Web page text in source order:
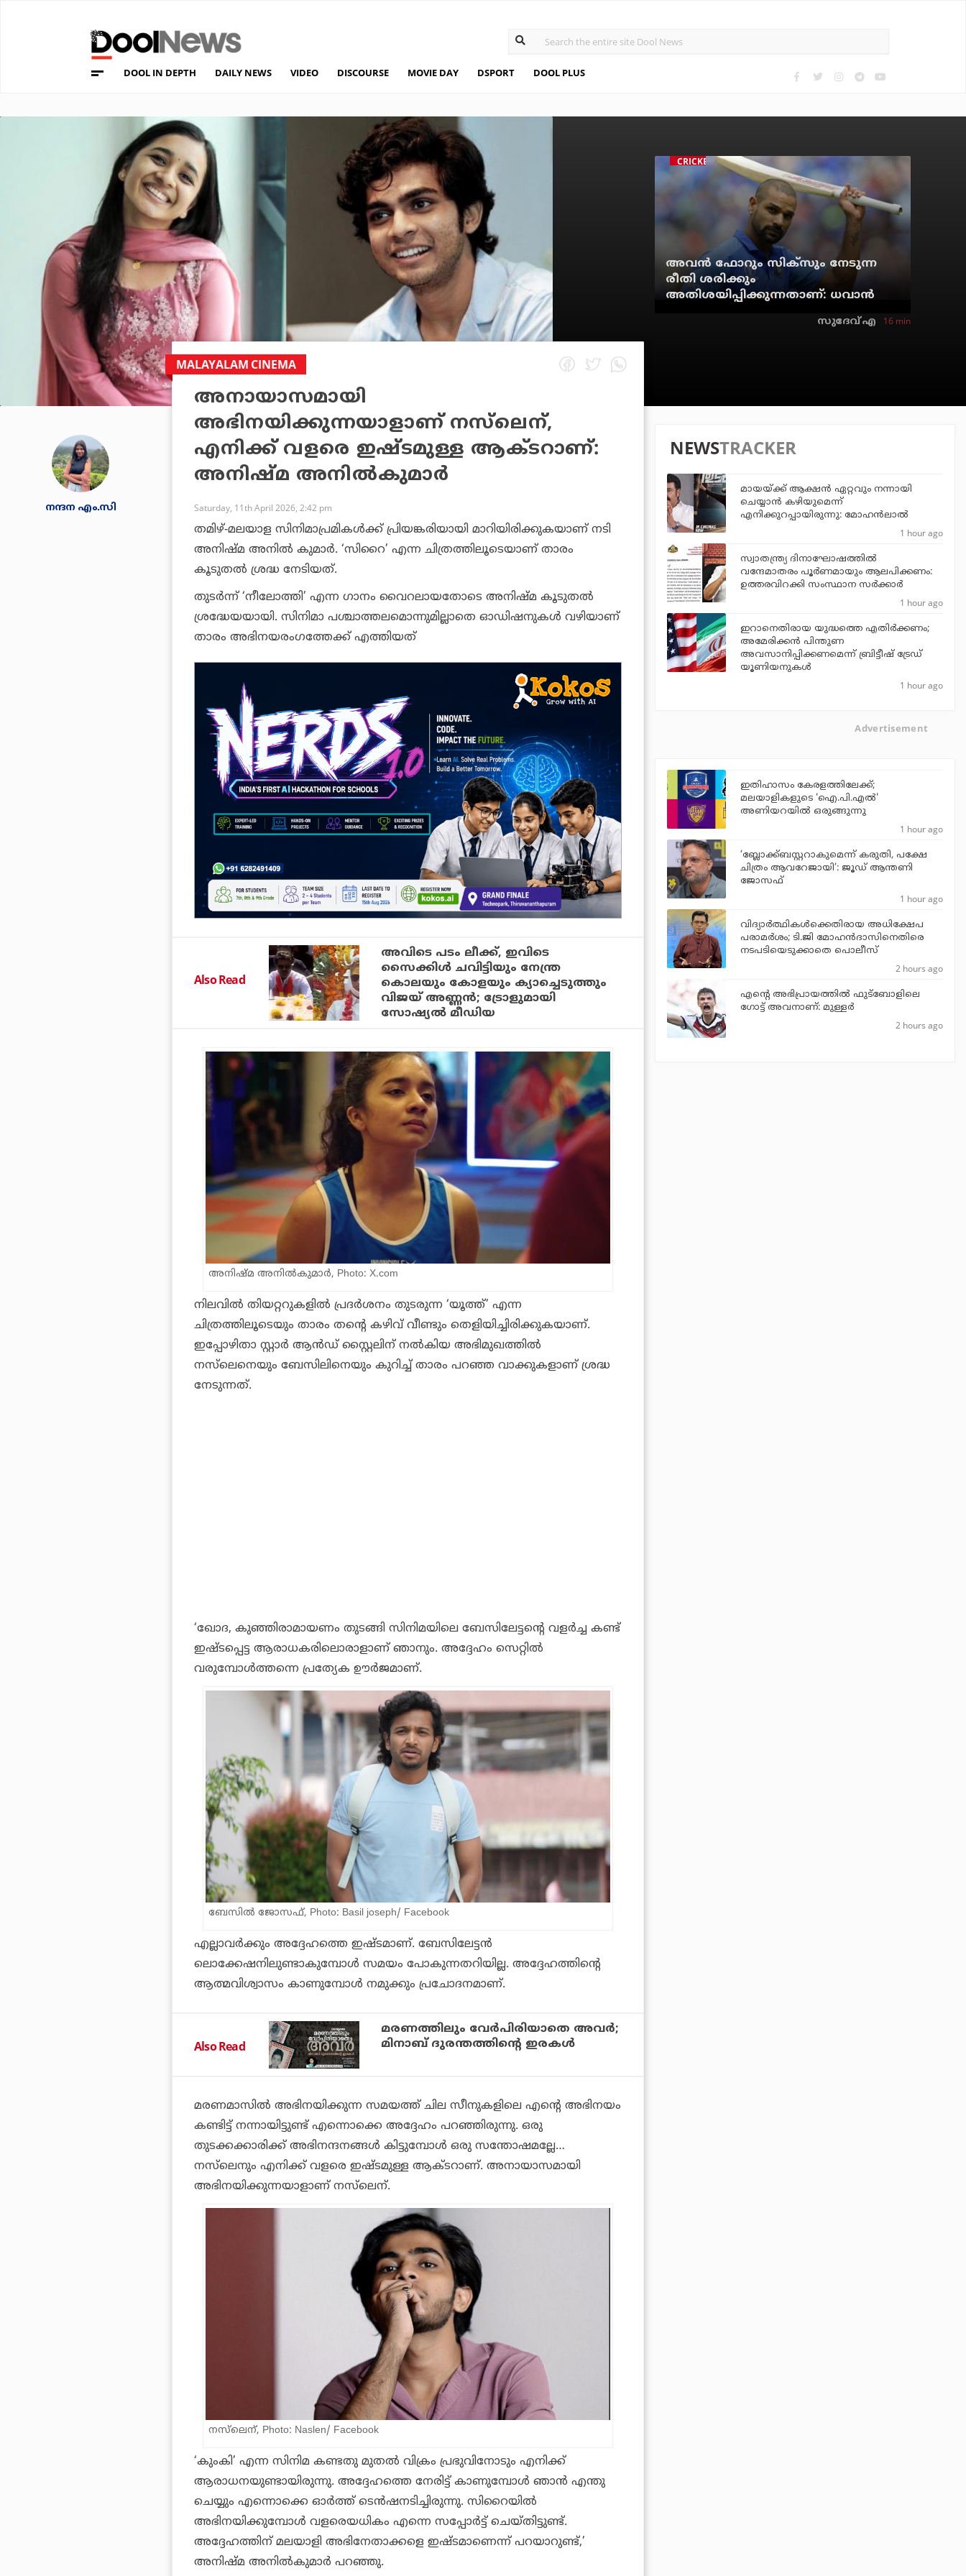
DOOL IN DEPTH DAILY NEWS VIDEO DISCOURSE MOVIE DAY DSPORT DOOL PLUS
CRICKET
അവന്‍ ഫോറും സിക്സും നേടുന്ന
രീതി ശരിക്കും
അതിശയിപ്പിക്കുന്നതാണ്: ധവാന്‍
സുദേവ് എ 16 min
നന്ദന എം.സി
MALAYALAM CINEMA
അനായാസമായി
അഭിനയിക്കുന്നയാളാണ് നസ്‌ലെന്,
എനിക്ക് വളരെ ഇഷ്ടമുള്ള ആക്ടറാണ്:
അനിഷ്‌മ അനിൽകുമാർ
Saturday, 11th April 2026, 2:42 pm
തമിഴ്-മലയാള സിനിമാപ്രമികൾക്ക് പ്രിയങ്കരിയായി മാറിയിരിക്കുകയാണ് നടി
അനിഷ്മ അനിൽ കുമാർ. ‘സിറൈ’ എന്ന ചിത്രത്തിലൂടെയാണ് താരം
കൂടുതൽ ശ്രദ്ധ നേടിയത്.
തുടർന്ന് ‘നീലോത്തി’ എന്ന ഗാനം വൈറലായതോടെ അനിഷ്മ കൂടുതൽ
ശ്രദ്ധേയയായി. സിനിമാ പശ്ചാത്തലമൊന്നുമില്ലാതെ ഓഡിഷനുകൾ വഴിയാണ്
താരം അഭിനയരംഗത്തേക്ക് എത്തിയത്
Also Read
അവിടെ പടം ലീക്ക്, ഇവിടെ
സൈക്കിള്‍ ചവിട്ടിയും നേന്ത്ര
കൊലയും കോളയും ക്യാച്ചെടുത്തും
വിജയ് അണ്ണന്‍; ട്രോളുമായി
സോഷ്യല്‍ മീഡിയ
അനിഷ്‌മ അനിൽകുമാർ, Photo: X.com
നിലവിൽ തിയറ്ററുകളിൽ പ്രദർശനം തുടരുന്ന ‘യൂത്ത്’ എന്ന
ചിത്രത്തിലൂടെയും താരം തന്റെ കഴിവ് വീണ്ടും തെളിയിച്ചിരിക്കുകയാണ്.
ഇപ്പോഴിതാ സ്റ്റാർ ആൻഡ് സ്റ്റൈലിന് നൽകിയ അഭിമുഖത്തിൽ
നസ്‌ലെനെയും ബേസിലിനെയും കുറിച്ച് താരം പറഞ്ഞ വാക്കുകളാണ് ശ്രദ്ധ
നേടുന്നത്.
‘ഖോദ, കുഞ്ഞിരാമായണം തുടങ്ങി സിനിമയിലെ ബേസിലേട്ടന്റെ വളർച്ച കണ്ട്
ഇഷ്ടപ്പെട്ട ആരാധകരിലൊരാളാണ് ഞാനും. അദ്ദേഹം സെറ്റിൽ
വരുമ്പോൾത്തന്നെ പ്രത്യേക ഊർജമാണ്.
ബേസിൽ ജോസഫ്, Photo: Basil joseph/ Facebook
എല്ലാവർക്കും അദ്ദേഹത്തെ ഇഷ്ടമാണ്. ബേസിലേട്ടൻ
ലൊക്കേഷനിലുണ്ടാകുമ്പോൾ സമയം പോകുന്നതറിയില്ല. അദ്ദേഹത്തിന്റെ
ആത്മവിശ്വാസം കാണുമ്പോൾ നമുക്കും പ്രചോദനമാണ്.
Also Read
മരണത്തിലും വേര്‍പിരിയാതെ അവര്‍;
മിനാബ് ദുരന്തത്തിന്റെ ഇരകള്‍
മരണമാസിൽ അഭിനയിക്കുന്ന സമയത്ത് ചില സീനുകളിലെ എന്റെ അഭിനയം
കണ്ടിട്ട് നന്നായിട്ടുണ്ട് എന്നൊക്കെ അദ്ദേഹം പറഞ്ഞിരുന്നു. ഒരു
തുടക്കക്കാരിക്ക് അഭിനന്ദനങ്ങൾ കിട്ടുമ്പോൾ ഒരു സന്തോഷമല്ലേ…
നസ്‌ലെനും എനിക്ക് വളരെ ഇഷ്ടമുള്ള ആക്ടറാണ്. അനായാസമായി
അഭിനയിക്കുന്നയാളാണ് നസ്‌ലെന്.
നസ്‌ലെന്, Photo: Naslen/ Facebook
‘കുംകി’ എന്ന സിനിമ കണ്ടതു മുതൽ വിക്രം പ്രഭുവിനോടും എനിക്ക്
ആരാധനയുണ്ടായിരുന്നു. അദ്ദേഹത്തെ നേരിട്ട് കാണുമ്പോൾ ഞാൻ എന്തു
ചെയ്യും എന്നൊക്കെ ഓർത്ത് ടെൻഷനടിച്ചിരുന്നു. സിറൈയിൽ
അഭിനയിക്കുമ്പോൾ വളരെയധികം എന്നെ സപ്പോർട്ട് ചെയ്തിട്ടുണ്ട്.
അദ്ദേഹത്തിന് മലയാളി അഭിനേതാക്കളെ ഇഷ്ടമാണെന്ന് പറയാറുണ്ട്,’
അനിഷ്‌മ അനിൽകുമാർ പറഞ്ഞു.
NEWSTRACKER
മായയ്ക്ക് ആക്ഷന്‍ ഏറ്റവും നന്നായി
ചെയ്യാന്‍ കഴിയുമെന്ന്
എനിക്കുറപ്പായിരുന്നു: മോഹന്‍ലാല്‍
1 hour ago
സ്വാതന്ത്ര്യ ദിനാഘോഷത്തില്‍
വന്ദേമാതരം പൂര്‍ണമായും ആലപിക്കണം:
ഉത്തരവിറക്കി സംസ്ഥാന സര്‍ക്കാര്‍
1 hour ago
ഇറാനെതിരായ യുദ്ധത്തെ എതിര്‍ക്കണം;
അമേരിക്കന്‍ പിന്തുണ
അവസാനിപ്പിക്കണമെന്ന് ബ്രിട്ടീഷ് ട്രേഡ്
യൂണിയനുകള്‍
1 hour ago
Advertisement
ഇതിഹാസം കേരളത്തിലേക്ക്;
മലയാളികളുടെ 'ഐ.പി.എല്‍'
അണിയറയില്‍ ഒരുങ്ങുന്നു
1 hour ago
‘ബ്ലോക്ക്ബസ്റ്ററാകുമെന്ന് കരുതി, പക്ഷേ
ചിത്രം ആവറേജായി’: ജൂഡ് ആന്തണി
ജോസഫ്
1 hour ago
വിദ്യാര്‍ത്ഥികള്‍ക്കെതിരായ അധിക്ഷേപ
പരാമര്‍ശം; ടി.ജി മോഹന്‍ദാസിനെതിരെ
നടപടിയെടുക്കാതെ പൊലീസ്
2 hours ago
എന്റെ അഭിപ്രായത്തില്‍ ഫുട്‌ബോളിലെ
ഗോട്ട് അവനാണ്: മുള്ളര്‍
2 hours ago